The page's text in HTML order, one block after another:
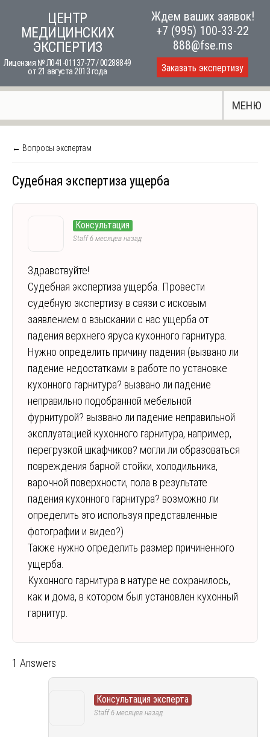
content
ЦЕНТР
МЕДИЦИНСКИХ
ЭКСПЕРТИЗ
Лицензия № Л041-01137-77 / 00288849
от 21 августа 2013 года
Ждем ваших заявок!
+7 (995) 100-33-22
888@fse.ms
Заказать экспертизу
МЕНЮ
← Вопросы экспертам
Судебная экспертиза ущерба
Консультация
Staff6 месяцев назад
Здравствуйте!
Судебная экспертиза ущерба. Провести
судебную экспертизу в связи с исковым
заявлением о взыскании с нас ущерба от
падения верхнего яруса кухонного гарнитура.
Нужно определить причину падения (вызвано ли
падение недостатками в работе по установке
кухонного гарнитура? вызвано ли падение
неправильно подобранной мебельной
фурнитурой? вызвано ли падение неправильной
эксплуатацией кухонного гарнитура, например,
перегрузкой шкафчиков? могли ли образоваться
повреждения барной стойки, холодильника,
варочной поверхности, пола в результате
падения кухонного гарнитура? возможно ли
определить это используя представленные
фотографии и видео?)
Также нужно определить размер причиненного
ущерба.
Кухонного гарнитура в натуре не сохранилось,
как и дома, в котором был установлен кухонный
гарнитур.
1 Answers
Консультация эксперта
Staff6 месяцев назад